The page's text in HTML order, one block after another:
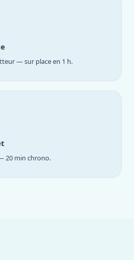
— sur place en 1 h.
20 min chrono.